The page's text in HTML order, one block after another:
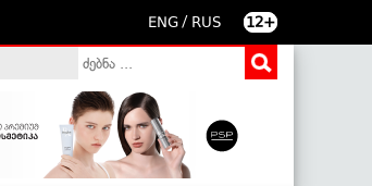
ENG / RUS 12+